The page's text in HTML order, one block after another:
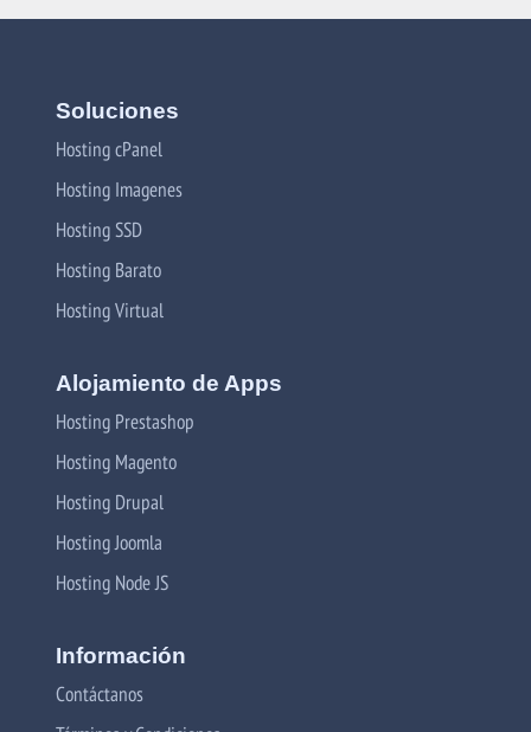
Soluciones
Hosting cPanel
Hosting Imagenes
Hosting SSD
Hosting Barato
Hosting Virtual
Alojamiento de Apps
Hosting Prestashop
Hosting Magento
Hosting Drupal
Hosting Joomla
Hosting Node JS
Información
Contáctanos